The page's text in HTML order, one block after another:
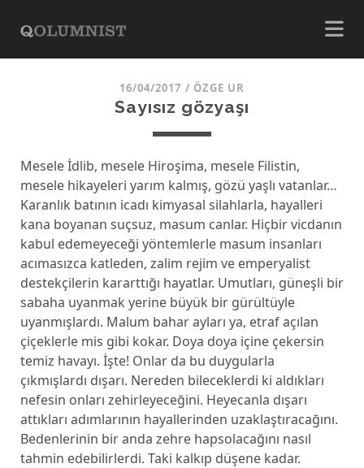
16/04/2017 / ÖZGE UR
Sayısız gözyaşı
Mesele İdlib, mesele Hiroşima, mesele Filistin,
mesele hikayeleri yarım kalmış, gözü yaşlı vatanlar…
Karanlık batının icadı kimyasal silahlarla, hayalleri
kana boyanan suçsuz, masum canlar. Hiçbir vicdanın
kabul edemeyeceği yöntemlerle masum insanları
acımasızca katleden, zalim rejim ve emperyalist
destekçilerin kararttığı hayatlar. Umutları, güneşli bir
sabaha uyanmak yerine büyük bir gürültüyle
uyanmışlardı. Malum bahar ayları ya, etraf açılan
çiçeklerle mis gibi kokar. Doya doya içine çekersin
temiz havayı. İşte! Onlar da bu duygularla
çıkmışlardı dışarı. Nereden bileceklerdi ki aldıkları
nefesin onları zehirleyeceğini. Heyecanla dışarı
attıkları adımlarının hayallerinden uzaklaştıracağını.
Bedenlerinin bir anda zehre hapsolacağını nasıl
tahmin edebilirlerdi. Taki kalkıp düşene kadar.